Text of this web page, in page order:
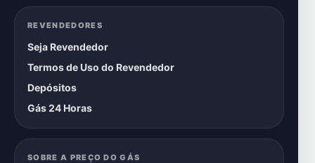
REVENDEDORES
Seja Revendedor
Termos de Uso do Revendedor
Depósitos
Gás 24 Horas
SOBRE A PREÇO DO GÁS